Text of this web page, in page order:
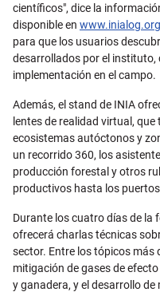
científicos", dice la
disponible en
para que los usuarios
desarrollados por el instituto,
implementación en el campo.
Además, el stand de INIA
lentes de realidad virtual,
ecosistemas autóctonos y
un recorrido 360, los
producción forestal y otros
productivos hasta los
Durante los cuatro días de la
ofrecerá charlas técnicas
sector. Entre los tópicos más
mitigación de gases de
y ganadera, y el desarrollo